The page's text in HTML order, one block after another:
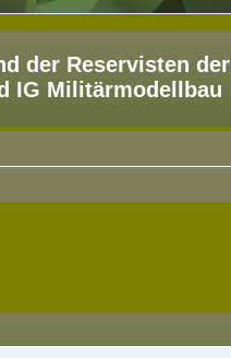
der Reservisten der
IG Militärmodellbau